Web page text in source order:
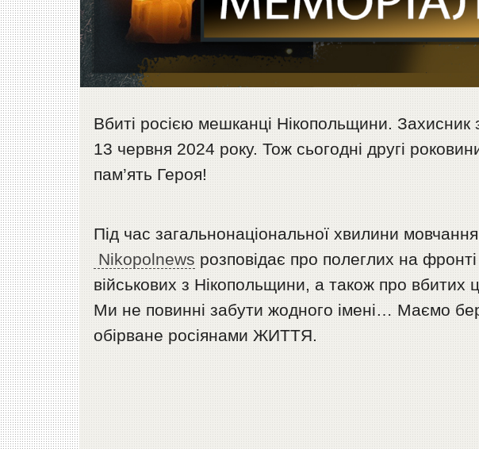
Вбиті росією мешканці Нікопольщини. Захисник
13 червня 2024 року. Тож сьогодні другі
пам’ять Героя!
Під час загальнонаціональної хвилини
Nikopolnews розповідає про полеглих на
військових з Нікопольщини, а також про вбитих
Ми не повинні забути жодного імені… Маємо
обірване росіянами ЖИТТЯ.